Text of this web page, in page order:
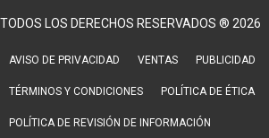
TODOS LOS DERECHOS RESERVADOS ® 2026
AVISO DE PRIVACIDAD VENTAS PUBLICIDAD
TÉRMINOS Y CONDICIONES POLÍTICA DE ÉTICA
POLÍTICA DE REVISIÓN DE INFORMACIÓN